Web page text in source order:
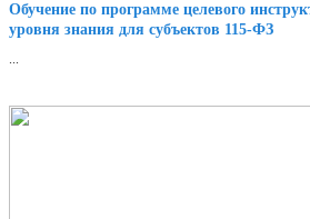
Обучение по программе целевого
уровня знания для субъектов 115-ФЗ
...